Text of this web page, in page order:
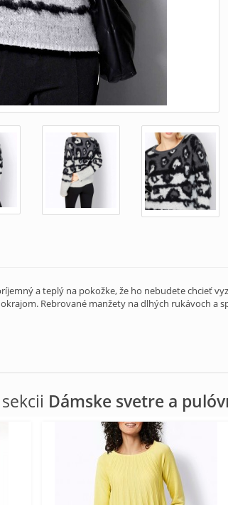
a teplý na pokožke, že ho nebudete chcieť
Rebrované manžety na dlhých rukávoch a
Dámske svetre a